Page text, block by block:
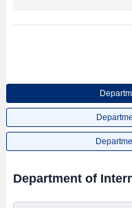
Department of